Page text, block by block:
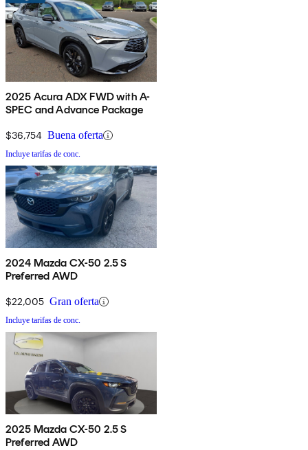
2025 Acura ADX FWD with A-
SPEC and Advance Package
$36,754 Buena oferta
Incluye tarifas de conc.
2024 Mazda CX-50 2.5 S
Preferred AWD
$22,005 Gran oferta
Incluye tarifas de conc.
2025 Mazda CX-50 2.5 S
Preferred AWD